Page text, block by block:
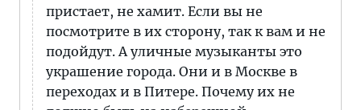
пристает, не хамит. Если вы не
посмотрите в их сторону, так к вам и не
подойдут. А уличные музыканты это
украшение города. Они и в Москве в
переходах и в Питере. Почему их не